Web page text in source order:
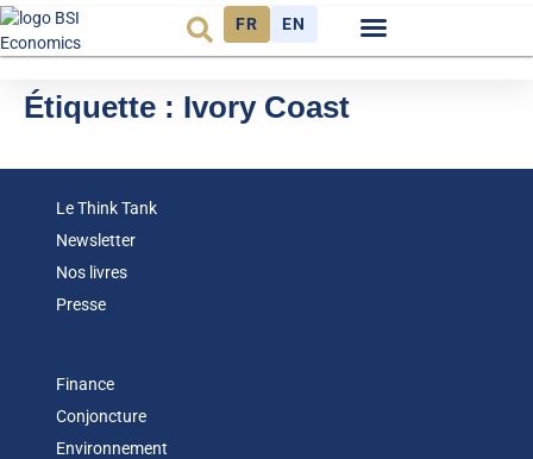
FR EN
Étiquette : Ivory Coast
Le Think Tank
Newsletter
Nos livres
Presse
Finance
Conjoncture
Environnement